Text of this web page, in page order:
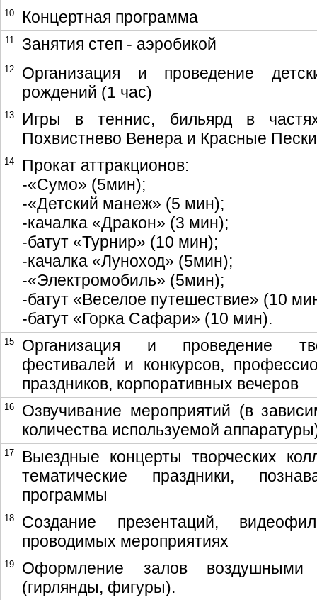
10 Концертная программа
11 Занятия степ - аэробикой
12
Организация и проведение
рождений (1 час)
13
Игры в теннис, бильярд в
Похвистнево Венера и Красные Пески
14
Прокат аттракционов:
-«Сумо» (5мин);
-«Детский манеж» (5 мин);
-качалка «Дракон» (3 мин);
-батут «Турнир» (10 мин);
-качалка «Луноход» (5мин);
-«Электромобиль» (5мин);
-батут «Веселое путешествие» (10
-батут «Горка Сафари» (10 мин).
15
Организация и проведение
фестивалей и конкурсов,
праздников, корпоративных вечеров
16
Озвучивание мероприятий (в
количества используемой
17
Выездные концерты творческих
тематические праздники,
программы
18
Создание презентаций,
проводимых мероприятиях
19
Оформление залов воздушными
(гирлянды, фигуры).